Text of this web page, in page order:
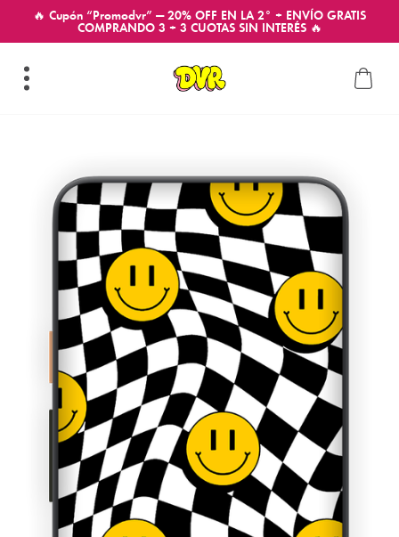
🔥 Cupón “Promodvr” — 20% OFF EN LA 2° + ENVÍO GRATIS
COMPRANDO 3 + 3 CUOTAS SIN INTERÉS 🔥